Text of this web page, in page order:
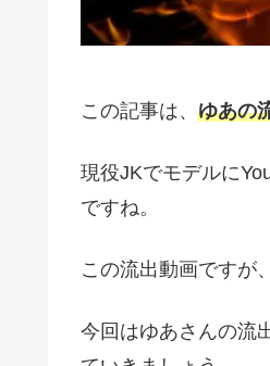
この記事は、 ゆあの
現役JKでモデルに
ですね。
この流出動画ですが
今回はゆあさんの流